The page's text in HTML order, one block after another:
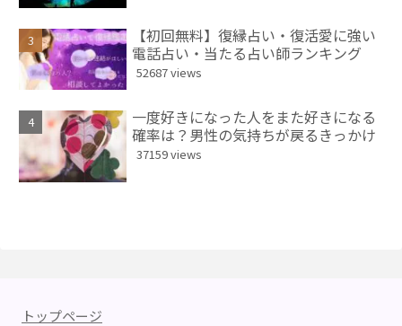
【初回無料】復縁占い・復活愛に強い
電話占い・当たる占い師ランキング
52687 views
一度好きになった人をまた好きになる
確率は？男性の気持ちが戻るきっかけ
37159 views
トップページ